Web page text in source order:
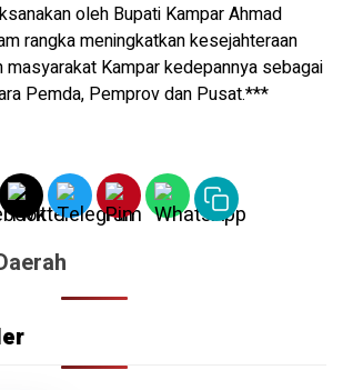
oleh Bupati Kampar Ahmad
rangka meningkatkan kesejahteraan
masyarakat Kampar kedepannya sebagai
Pemda, Pemprov dan Pusat.***